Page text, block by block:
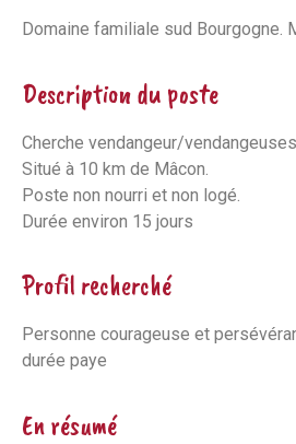
Domaine familiale sud Bourgogne.
Description du poste
Cherche vendangeur/
Situé à 10 km de Mâcon.
Poste non nourri et non logé.
Durée environ 15 jours
Profil recherché
Personne courageuse et
durée paye
En résumé